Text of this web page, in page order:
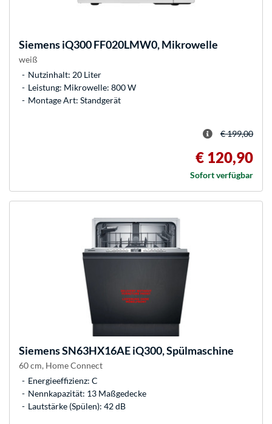
SiemensiQ300 FF020LMW0, Mikrowelle
weiß
Nutzinhalt: 20 Liter
Leistung: Mikrowelle: 800 W
Montage Art: Standgerät
€ 199,00
€ 120,90
Sofort verfügbar
SiemensSN63HX16AE iQ300, Spülmaschine
60 cm, Home Connect
Energieeffizienz: C
Nennkapazität: 13 Maßgedecke
Lautstärke (Spülen): 42 dB